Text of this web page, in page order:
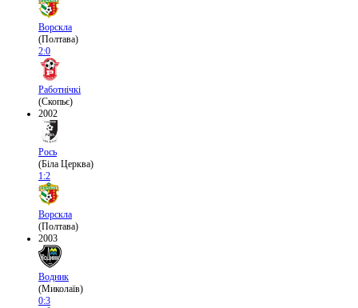
Ворскла
(Полтава)
2:0
Работнічкі
(Скопьє)
2002
Рось
(Біла Церква)
1:2
Ворскла
(Полтава)
2003
Водник
(Миколаїв)
0:3